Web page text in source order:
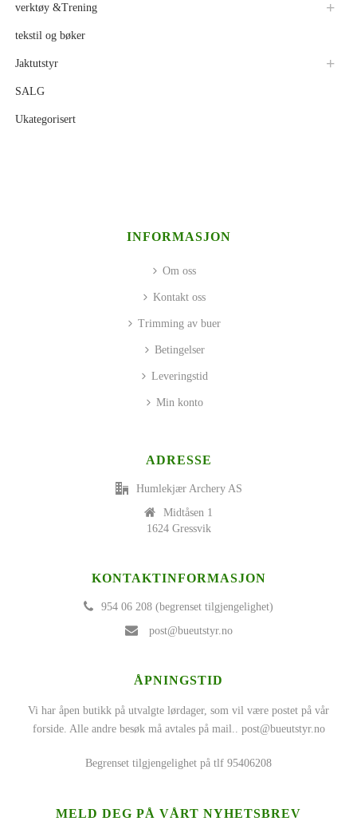
verktøy &Trening
tekstil og bøker
Jaktutstyr
SALG
Ukategorisert
INFORMASJON
Om oss
Kontakt oss
Trimming av buer
Betingelser
Leveringstid
Min konto
ADRESSE
Humlekjær Archery AS
Midtåsen 1
1624 Gressvik
KONTAKTINFORMASJON
954 06 208 (begrenset tilgjengelighet)
post@bueutstyr.no
ÅPNINGSTID
Vi har åpen butikk på utvalgte lørdager, som vil være postet på vår
forside. Alle andre besøk må avtales på mail.. post@bueutstyr.no
Begrenset tilgjengelighet på tlf 95406208
MELD DEG PÅ VÅRT NYHETSBREV